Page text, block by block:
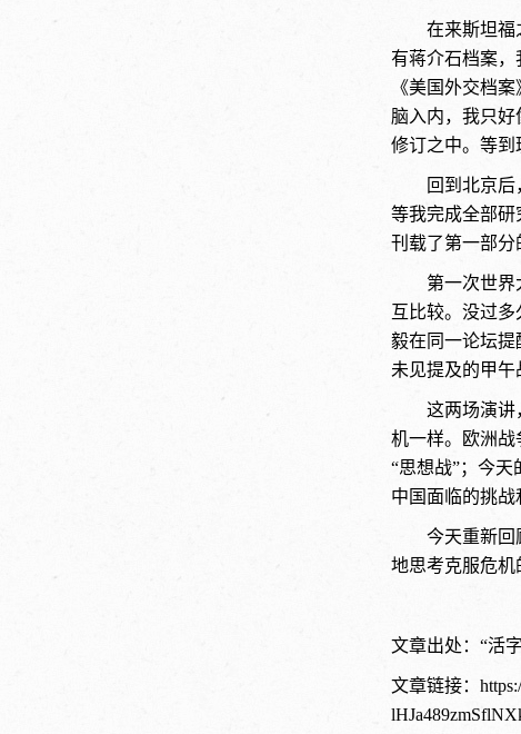
在来斯坦福
有蒋介石档案
《美国外交档
脑入内，我只
修订之中。等到
回到北京
等我完成全部研
刊载了第一部分
第一次世界
互比较。没过
毅在同一论坛
未见提及的甲午
这两场演讲
机一样。欧洲
“思想战”；今
中国面临的挑战
今天重新回
地思考克服危机
文章出处：“活
文章链接：